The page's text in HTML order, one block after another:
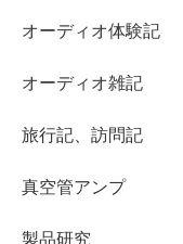
オーディオ体験記
オーディオ雑記
旅行記、訪問記
真空管アンプ
製品研究